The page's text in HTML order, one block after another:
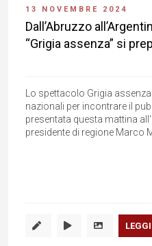
13 NOVEMBRE 2024
Dall’Abruzzo
“Grigia assenza” si
Lo spettacolo Grigia
nazionali per incontrare il
presentata questa mattina
presidente di regione Marco
LEGGI